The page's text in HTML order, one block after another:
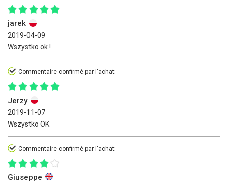
jarek
2019-04-09
Wszystko ok !
Commentaire confirmé par l'achat
Jerzy
2019-11-07
Wszystko OK
Commentaire confirmé par l'achat
Giuseppe